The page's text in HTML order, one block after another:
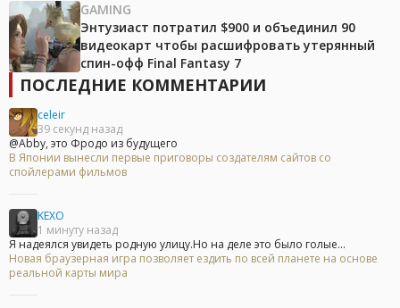
GAMING
Энтузиаст потратил $900 и объединил 90
видеокарт чтобы расшифровать утерянный
спин-офф Final Fantasy 7
ПОСЛЕДНИЕ КОММЕНТАРИИ
celeir
39 секунд назад
@Abby, это Фродо из будущего
В Японии вынесли первые приговоры создателям сайтов со
спойлерами фильмов
KEXO
1 минуту назад
Я надеялся увидеть родную улицу.Но на деле это было голые...
Новая браузерная игра позволяет ездить по всей планете на основе
реальной карты мира